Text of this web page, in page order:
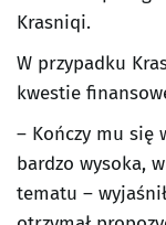
Krasniqi.
W przypadku
kwestie
– Kończy mu się
bardzo wysoka,
tematu –